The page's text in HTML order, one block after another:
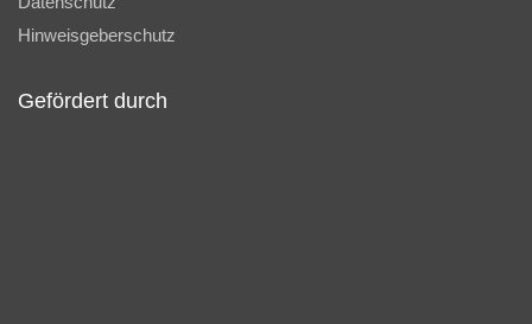
Hinweisgeberschutz
Gefördert durch